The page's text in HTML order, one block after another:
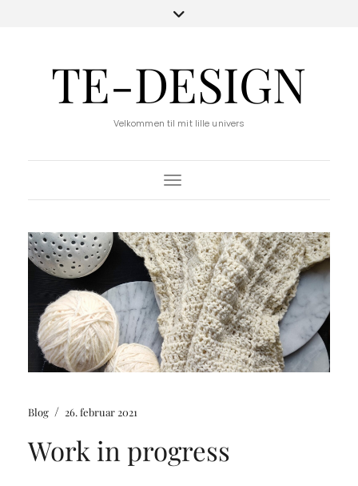
TE-DESIGN
Velkommen til mit lille univers
Toggle Navigation
Blog / 26. februar 2021
Work in progress